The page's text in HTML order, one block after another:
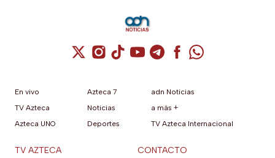
Cuenta de X / Twitter (se abre en una
Cuenta de Instagram (se abre en una
Cuenta de TikTok (se abre en
Cuenta de YouTube (se abre
Cuenta de Telegram (se
Cuenta de
Cuenta de
En vivo
TV Azteca
Azteca UNO
Azteca 7
Noticias
Deportes
adn Noticias
a más +
TV Azteca Internacional
TV AZTECA CONTACTO